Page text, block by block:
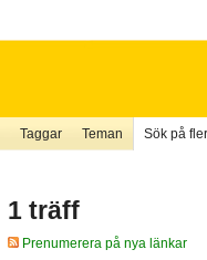
Taggar Teman Sök på
1 träff
Prenumerera på nya länkar